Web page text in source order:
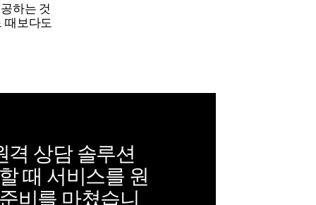
하는 것
때보다도
상담 솔루션
때 서비스를 원
비를 마쳤습니